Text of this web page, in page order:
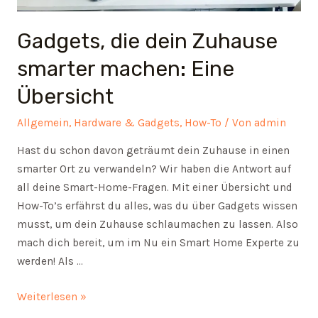
Gadgets, die dein Zuhause
smarter machen: Eine
Übersicht
Allgemein, Hardware & Gadgets, How-To / Von admin
Hast du schon davon geträumt dein Zuhause in einen
smarter Ort zu verwandeln? Wir haben die Antwort auf
all deine Smart-Home-Fragen. Mit einer Übersicht und
How-To’s erfährst du alles, was du über Gadgets wissen
musst, um dein Zuhause schlaumachen zu lassen. Also
mach dich bereit, um im Nu ein Smart Home Experte zu
werden! Als …
Gadgets,
Weiterlesen »